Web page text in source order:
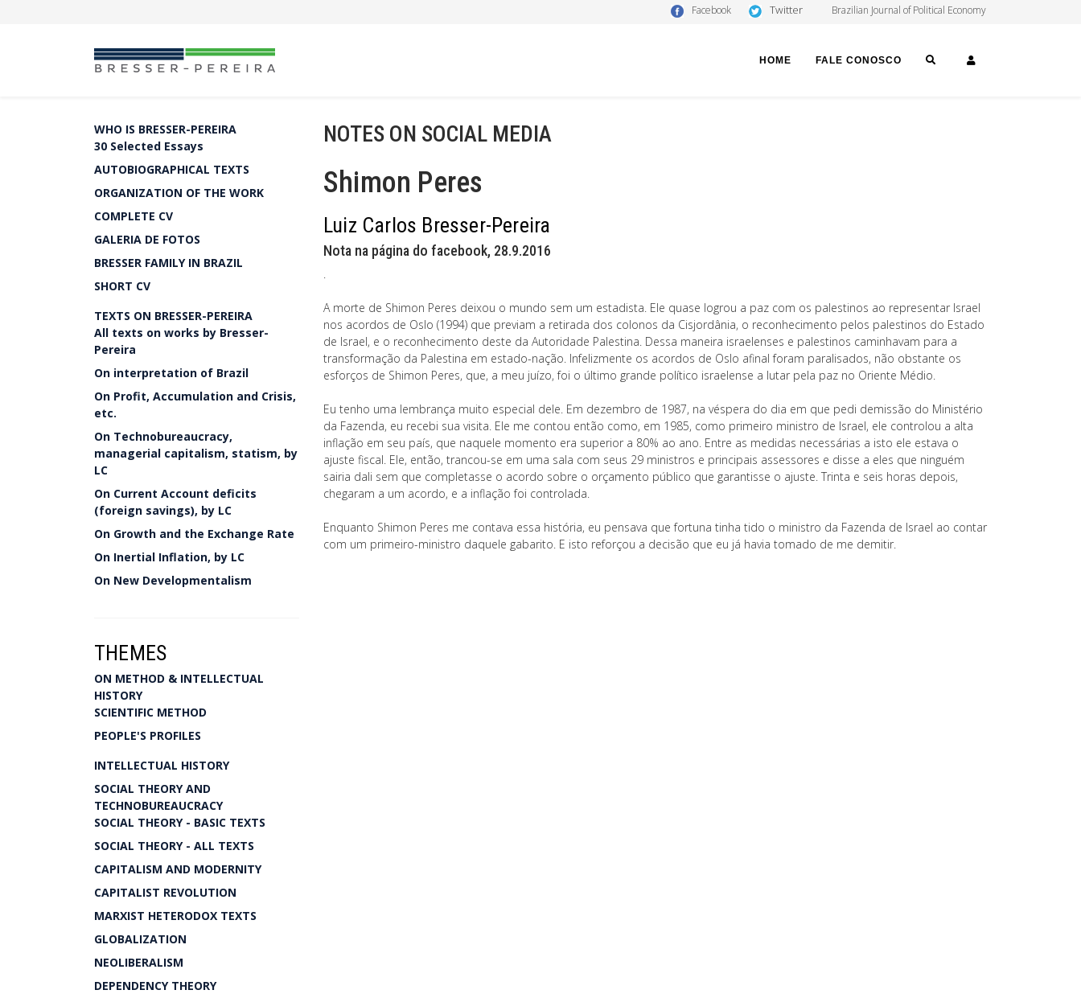
Facebook Twitter Brazilian Journal of Political Economy
HOME FALE CONOSCO SEARCH
WHO IS BRESSER-PEREIRA
30 Selected Essays
AUTOBIOGRAPHICAL TEXTS
ORGANIZATION OF THE WORK
COMPLETE CV
GALERIA DE FOTOS
BRESSER FAMILY IN BRAZIL
SHORT CV
TEXTS ON BRESSER-PEREIRA
All texts on works by Bresser-
Pereira
On interpretation of Brazil
On Profit, Accumulation and Crisis,
etc.
On Technobureaucracy,
managerial capitalism, statism, by
LC
On Current Account deficits
(foreign savings), by LC
On Growth and the Exchange Rate
On Inertial Inflation, by LC
On New Developmentalism
THEMES
ON METHOD & INTELLECTUAL
HISTORY
SCIENTIFIC METHOD
PEOPLE'S PROFILES
INTELLECTUAL HISTORY
SOCIAL THEORY AND
TECHNOBUREAUCRACY
SOCIAL THEORY - BASIC TEXTS
SOCIAL THEORY - ALL TEXTS
CAPITALISM AND MODERNITY
CAPITALIST REVOLUTION
MARXIST HETERODOX TEXTS
GLOBALIZATION
NEOLIBERALISM
DEPENDENCY THEORY
NOTES ON SOCIAL MEDIA
Shimon Peres
Luiz Carlos Bresser-Pereira
Nota na página do facebook, 28.9.2016
.
A morte de Shimon Peres deixou o mundo sem um estadista. Ele quase logrou a paz com os palestinos ao representar Israel
nos acordos de Oslo (1994) que previam a retirada dos colonos da Cisjordânia, o reconhecimento pelos palestinos do Estado
de Israel, e o reconhecimento deste da Autoridade Palestina. Dessa maneira israelenses e palestinos caminhavam para a
transformação da Palestina em estado-nação. Infelizmente os acordos de Oslo afinal foram paralisados, não obstante os
esforços de Shimon Peres, que, a meu juízo, foi o último grande político israelense a lutar pela paz no Oriente Médio.
Eu tenho uma lembrança muito especial dele. Em dezembro de 1987, na véspera do dia em que pedi demissão do Ministério
da Fazenda, eu recebi sua visita. Ele me contou então como, em 1985, como primeiro ministro de Israel, ele controlou a alta
inflação em seu país, que naquele momento era superior a 80% ao ano. Entre as medidas necessárias a isto ele estava o
ajuste fiscal. Ele, então, trancou-se em uma sala com seus 29 ministros e principais assessores e disse a eles que ninguém
sairia dali sem que completasse o acordo sobre o orçamento público que garantisse o ajuste. Trinta e seis horas depois,
chegaram a um acordo, e a inflação foi controlada.
Enquanto Shimon Peres me contava essa história, eu pensava que fortuna tinha tido o ministro da Fazenda de Israel ao contar
com um primeiro-ministro daquele gabarito. E isto reforçou a decisão que eu já havia tomado de me demitir.